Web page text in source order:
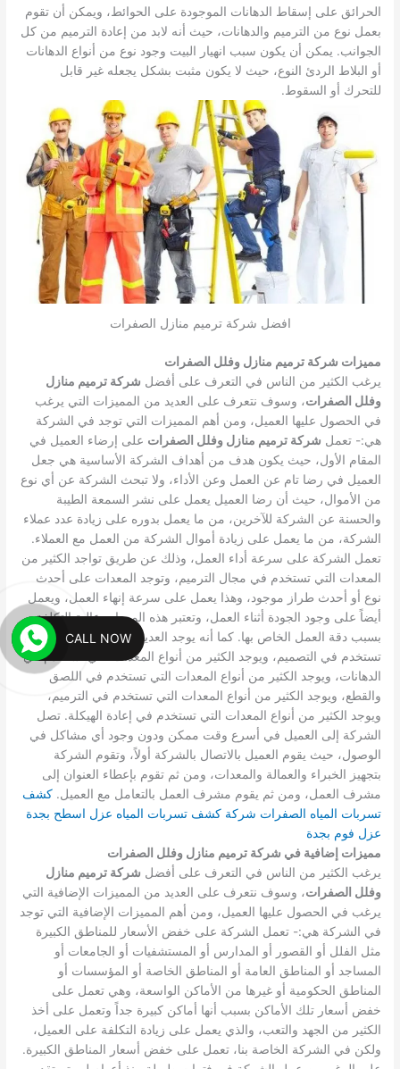
الحرائق على إسقاط الدهانات الموجودة على الحوائط، ويمكن أن تقوم
بعمل نوع من الترميم والدهانات، حيث أنه لابد من إعادة الترميم من كل
الجوانب. يمكن أن يكون سبب انهيار البيت وجود نوع من أنواع الدهانات
أو البلاط الردئ النوع، حيث لا يكون مثبت بشكل يجعله غير قابل
للتحرك أو السقوط.
افضل شركة ترميم منازل الصفرات
مميزات شركة ترميم منازل وفلل الصفرات
يرغب الكثير من الناس في التعرف على أفضل شركة ترميم منازل
وفلل الصفرات، وسوف نتعرف على العديد من المميزات التي يرغب
في الحصول عليها العميل، ومن أهم المميزات التي توجد في الشركة
هي:- تعمل شركة ترميم منازل وفلل الصفرات على إرضاء العميل في
المقام الأول، حيث يكون هدف من أهداف الشركة الأساسية هي جعل
العميل في رضا تام عن العمل وعن الأداء، ولا تبحث الشركة عن أي نوع
من الأموال، حيث أن رضا العميل يعمل على نشر السمعة الطيبة
والحسنة عن الشركة للآخرين، من ما يعمل بدوره على زيادة عدد عملاء
الشركة، من ما يعمل على زيادة أموال الشركة من العمل مع العملاء.
تعمل الشركة على سرعة أداء العمل، وذلك عن طريق تواجد الكثير من
المعدات التي تستخدم في مجال الترميم، وتوجد المعدات على أحدث
نوع أو أحدث طراز موجود، وهذا يعمل على سرعة إنهاء العمل، ويعمل
أيضاً على وجود الجودة أثناء العمل، وتعتبر هذه المعدات عالية التكلفة
بسبب دقة العمل الخاص بها.كما أنه يوجد العديد من أنواع المعدات التي
تستخدم في التصميم، ويوجد الكثير من أنواع المعدات التي تستخدم في
الدهانات، ويوجد الكثير من أنواع المعدات التي تستخدم في اللصق
والقطع، ويوجد الكثير من أنواع المعدات التي تستخدم في الترميم،
ويوجد الكثير من أنواع المعدات التي تستخدم في إعادة الهيكلة.تصل
الشركة إلى العميل في أسرع وقت ممكن ودون وجود أي مشاكل في
الوصول، حيث يقوم العميل بالاتصال بالشركة أولاً، وتقوم الشركة
بتجهيز الخبراء والعمالة والمعدات، ومن ثم تقوم بإعطاء العنوان إلى
مشرف العمل، ومن ثم يقوم مشرف العمل بالتعامل مع العميل.كشف
تسربات المياه الصفرات شركة كشف تسربات المياه عزل اسطح بجدة
عزل فوم بجدة
مميزات إضافية في شركة ترميم منازل وفلل الصفرات
يرغب الكثير من الناس في التعرف على أفضل شركة ترميم منازل
وفلل الصفرات، وسوف نتعرف على العديد من المميزات الإضافية التي
يرغب في الحصول عليها العميل، ومن أهم المميزات الإضافية التي توجد
في الشركة هي:- تعمل الشركة على خفض الأسعار للمناطق الكبيرة
مثل الفلل أو القصور أو المدارس أو المستشفيات أو الجامعات أو
المساجد أو المناطق العامة أو المناطق الخاصة أو المؤسسات أو
المناطق الحكومية أو غيرها من الأماكن الواسعة، وهي تعمل على
خفض أسعار تلك الأماكن بسبب أنها أماكن كبيرة جداً وتعمل على أخذ
الكثير من الجهد والتعب، والذي يعمل على زيادة التكلفة على العميل،
ولكن في الشركة الخاصة بنا، تعمل على خفض أسعار المناطق الكبيرة.
CALL NOW